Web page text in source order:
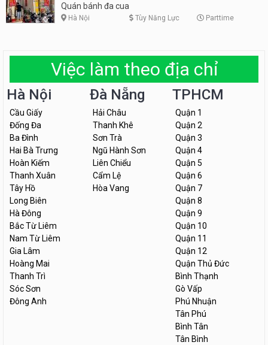
Quán bánh đa cua
Hà Nội Tùy Năng Lực Parttime
Việc làm theo địa chỉ
Hà Nội
Cầu Giấy
Đống Đa
Ba Đình
Hai Bà Trưng
Hoàn Kiếm
Thanh Xuân
Tây Hồ
Long Biên
Hà Đông
Bắc Từ Liêm
Nam Từ Liêm
Gia Lâm
Hoàng Mai
Thanh Trì
Sóc Sơn
Đông Anh
Đà Nẵng
Hải Châu
Thanh Khê
Sơn Trà
Ngũ Hành Sơn
Liên Chiểu
Cẩm Lệ
Hòa Vang
TPHCM
Quận 1
Quận 2
Quận 3
Quận 4
Quận 5
Quận 6
Quận 7
Quận 8
Quận 9
Quận 10
Quận 11
Quận 12
Quận Thủ Đức
Bình Thạnh
Gò Vấp
Phú Nhuận
Tân Phú
Bình Tân
Tân Bình